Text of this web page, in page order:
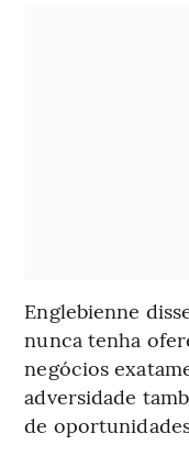
Englebienne
nunca tenha
negócios
adversidade
de